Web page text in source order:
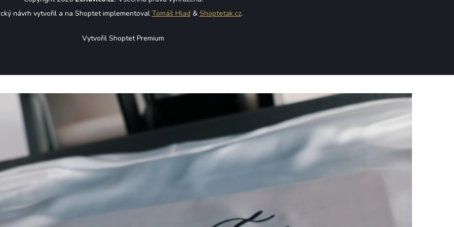
návrh vytvořil a na Shoptet implementoval Tomáš Hlad & Shoptetak.cz.
Vytvořil Shoptet Premium